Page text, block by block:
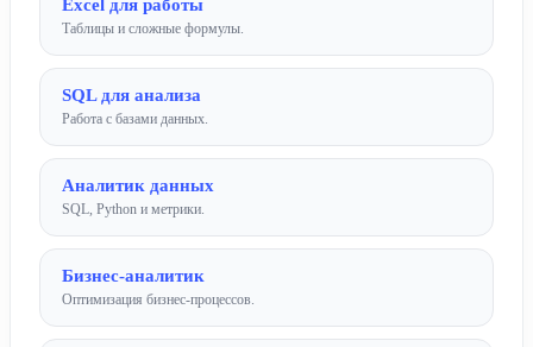
Excel для работы
Таблицы и сложные формулы.
SQL для анализа
Работа с базами данных.
Аналитик данных
SQL, Python и метрики.
Бизнес-аналитик
Оптимизация бизнес-процессов.